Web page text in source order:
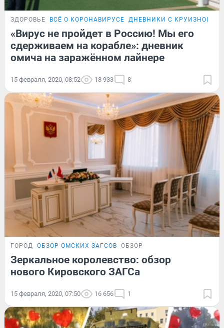
ЗДОРОВЬЕ ВСЁ О КОРОНАВИРУСЕ ДНЕВНИКИ С КРУИЗНОГО
«Вирус не пройдет в Россию! Мы его
сдерживаем на корабле»: дневник
омича на заражённом лайнере
15 февраля, 2020, 08:52 18 933 8
ГОРОД ОБЗОР ОМСКИХ ЗАГСОВ ОБЗОР
Зеркальное королевство: обзор
нового Кировского ЗАГСа
15 февраля, 2020, 07:50 16 656 1